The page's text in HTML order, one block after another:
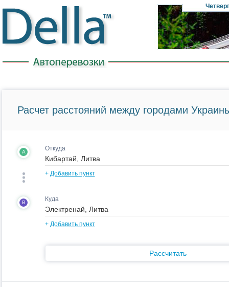
Четверг
Расчет расстояний между городами
A Откуда
+ Добавить пункт
B Куда
+ Добавить пункт
Рассчитать